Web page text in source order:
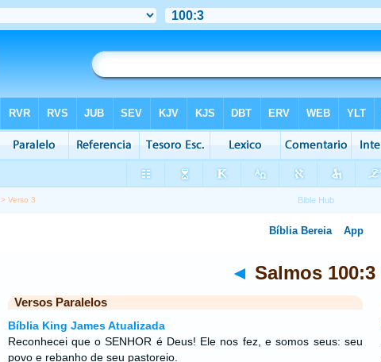
> Verso 3
◄ Salmos 100:3
Versos Paralelos
Bíblia King James Atualizada
Reconhecei que o SENHOR é Deus! Ele nos fez, e somos seus: seu
povo e rebanho de seu pastoreio.